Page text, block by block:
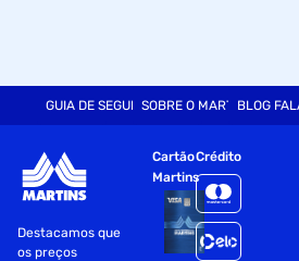
GUIA DE SEGURANÇASOBRE O MARTINSBLOG
Destacamos que
os preços
Cartão
Martins
Crédito